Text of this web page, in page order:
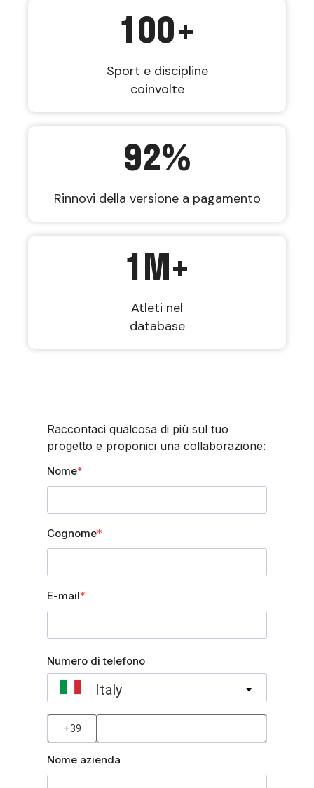
100+
Sport e discipline
coinvolte
92%
Rinnovi della versione a pagamento
1M+
Atleti nel
database
Raccontaci qualcosa di più sul tuo
progetto e proponici una collaborazione:
Nome
Cognome
E-mail
Numero di telefono
Italy
Nome azienda